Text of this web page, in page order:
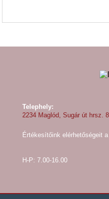
Telephely:
2234 Maglód, Sugár út hrsz.
Értékesítőink elérhetőségeit a
H-P: 7.00-16.00